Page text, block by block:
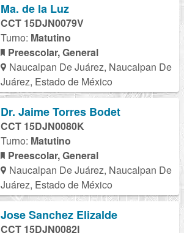
Ma. de la Luz
CCT 15DJN0079V
Turno: Matutino
Preescolar, General
Naucalpan De Juárez, Naucalpan De
Juárez, Estado de México
Dr. Jaime Torres Bodet
CCT 15DJN0080K
Turno: Matutino
Preescolar, General
Naucalpan De Juárez, Naucalpan De
Juárez, Estado de México
Jose Sanchez Elizalde
CCT 15DJN0082I